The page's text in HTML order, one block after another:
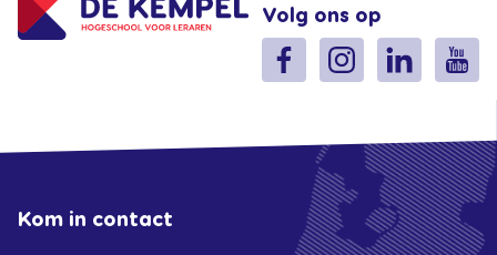
Volg ons op
Kom in contact